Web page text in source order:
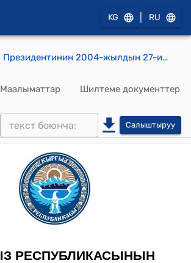
KG RU
КР Президентинин 2004-жылдын 27-июлундагы ПЖ № 241 "К.Рейди "Даңк" медалы менен сыйлоо жөнүндө" Жарлыгы
Маалыматтар Шилтеме документтер
Салыштыруу